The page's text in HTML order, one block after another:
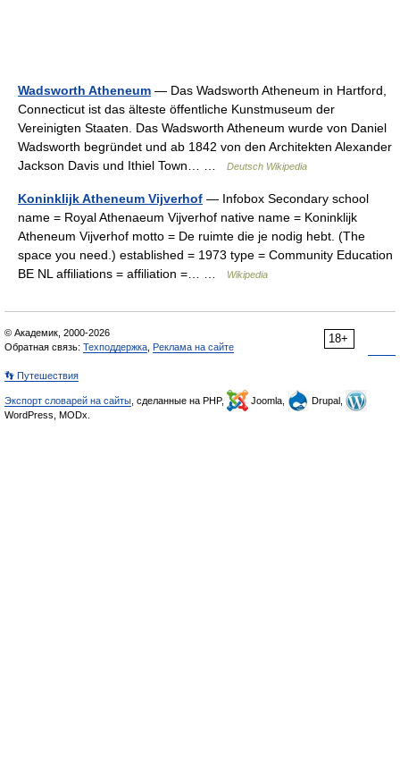
Wadsworth Atheneum — Das Wadsworth Atheneum in Hartford,
Connecticut ist das älteste öffentliche Kunstmuseum der
Vereinigten Staaten. Das Wadsworth Atheneum wurde von Daniel
Wadsworth begründet und ab 1842 von den Architekten Alexander
Jackson Davis und Ithiel Town… …
Deutsch Wikipedia
Koninklijk Atheneum Vijverhof — Infobox Secondary school
name = Royal Athenaeum Vijverhof native name = Koninklijk
Atheneum Vijverhof motto = De ruimte die je nodig hebt. (The
space you need.) established = 1973 type = Community Education
BE NL affiliations = affiliation =… …
Wikipedia
18+
© Академик, 2000-2026
Обратная связь: Техподдержка Реклама на сайте
👣 Путешествия
Экспорт словарей на сайты , сделанные на PHP, Joomla,
Drupal,
WordPress, MODx.